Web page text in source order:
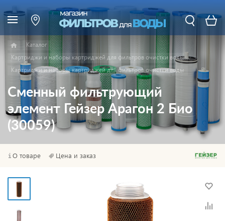
Каталог
Картриджи и наборы картриджей для фильтров очистки воды
Картриджи и наборы картриджей для фильтров очистки воды
Сменный фильтрующий
элемент Гейзер Арагон 2 Био
(30059)
О товаре Цена и заказ